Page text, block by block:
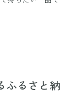
ふるさと納